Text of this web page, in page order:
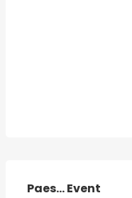
Paes... Event